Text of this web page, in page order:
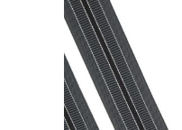
Bildergalerie überspringen